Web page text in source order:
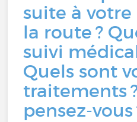
suite à
la route ?
suivi
Quels sont
traitements
pensez-vous